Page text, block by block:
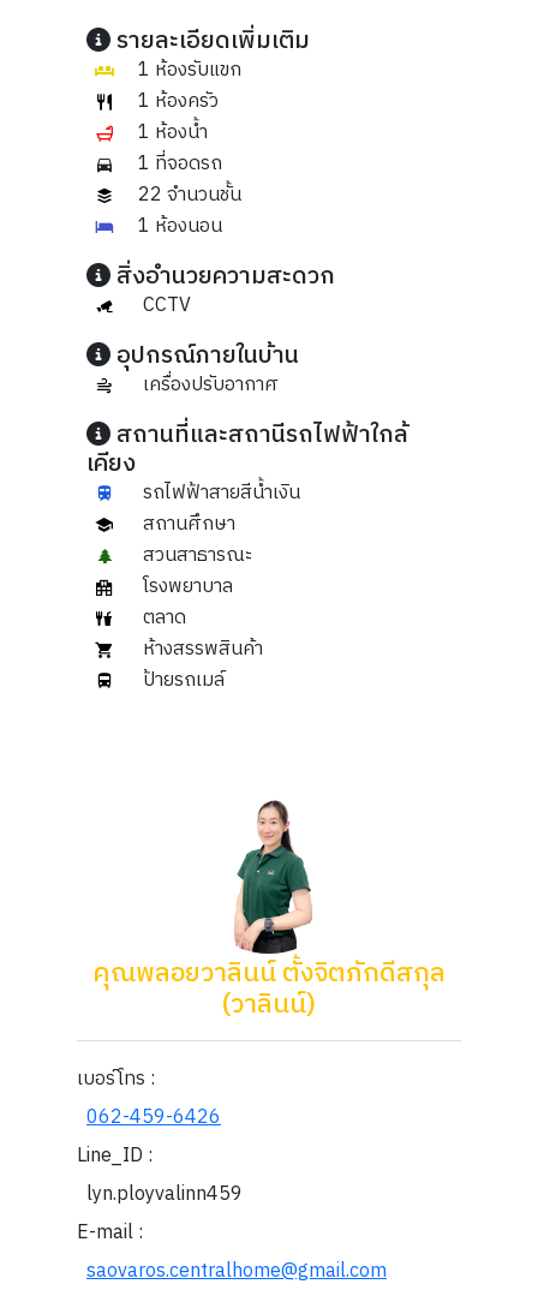
รายละเอียดเพิ่มเติม
1 ห้องรับแขก
1 ห้องครัว
1 ห้องน้ำ
1 ที่จอดรถ
22 จำนวนชั้น
1 ห้องนอน
สิ่งอำนวยความสะดวก
CCTV
อุปกรณ์ภายในบ้าน
เครื่องปรับอากาศ
สถานที่และสถานีรถไฟฟ้าใกล้
เคียง
รถไฟฟ้าสายสีน้ำเงิน
สถานศึกษา
สวนสาธารณะ
โรงพยาบาล
ตลาด
ห้างสรรพสินค้า
ป้ายรถเมล์
คุณพลอยวาลินน์​ ตั้งจิตภักดีสกุล
(วาลินน์)
เบอร์โทร :
062-459-6426
Line_ID :
lyn.ployvalinn459
E-mail :
saovaros.centralhome@gmail.com